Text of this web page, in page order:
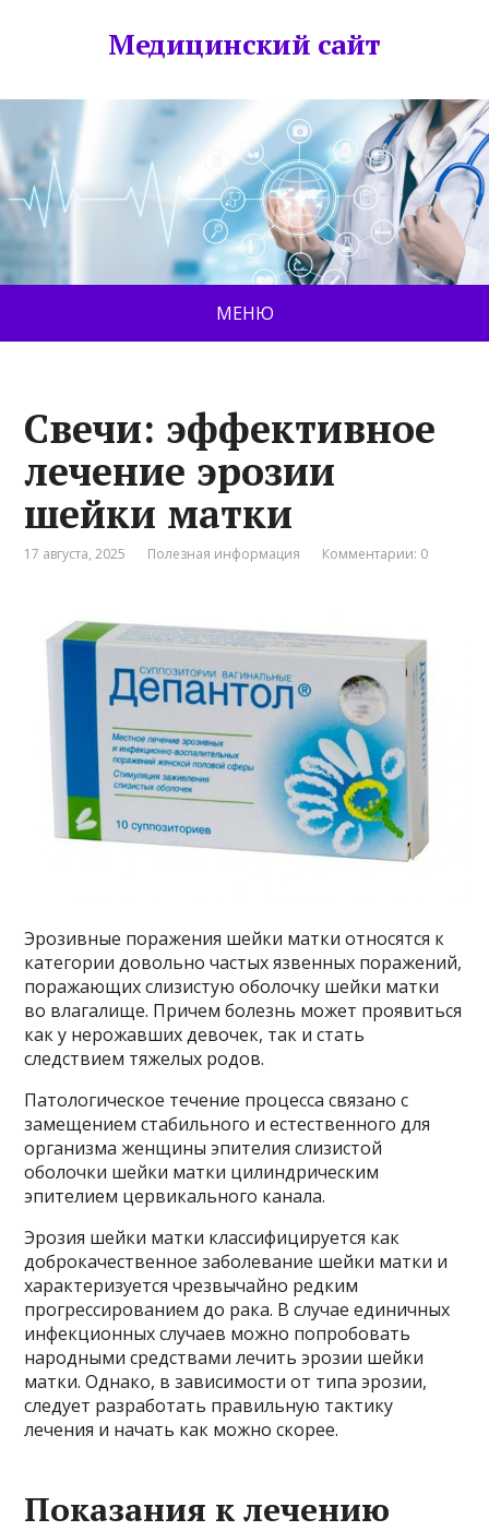
Медицинский сайт
МЕНЮ
Свечи: эффективное
лечение эрозии
шейки матки
17 августа, 2025 Полезная информация Комментарии: 0
Эрозивные поражения шейки матки относятся к
категории довольно частых язвенных поражений,
поражающих слизистую оболочку шейки матки
во влагалище. Причем болезнь может проявиться
как у нерожавших девочек, так и стать
следствием тяжелых родов.
Патологическое течение процесса связано с
замещением стабильного и естественного для
организма женщины эпителия слизистой
оболочки шейки матки цилиндрическим
эпителием цервикального канала.
Эрозия шейки матки классифицируется как
доброкачественное заболевание шейки матки и
характеризуется чрезвычайно редким
прогрессированием до рака. В случае единичных
инфекционных случаев можно попробовать
народными средствами лечить эрозии шейки
матки. Однако, в зависимости от типа эрозии,
следует разработать правильную тактику
лечения и начать как можно скорее.
Показания к лечению